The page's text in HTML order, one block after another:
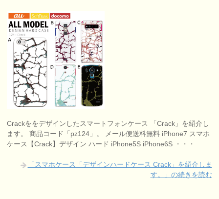
Crackををデザインしたスマートフォンケース 「Crack」を紹介し
ます。 商品コード「pz124」。 メール便送料無料 iPhone7 スマホ
ケース【Crack】デザイン ハード iPhone5S iPhone6S ・・・
「スマホケース「デザインハードケース Crack」を紹介しま
す。」の続きを読む